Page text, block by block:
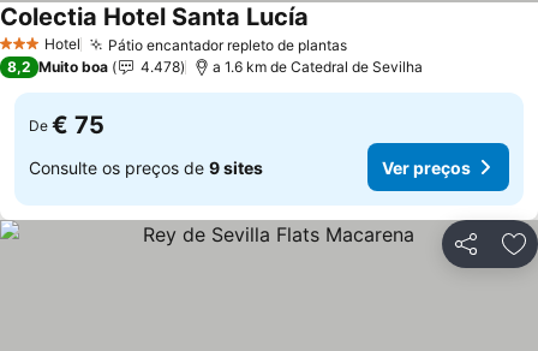
3 EstrelasHotel Pátio encantador repleto de plantas
Colectia Hotel Santa Lucía
8,2 Muito boa 4.478 a 1.6 km de Catedral de Sevilha
De € 75
Consulte os preços de 9 sites Ver preços
Partilhar